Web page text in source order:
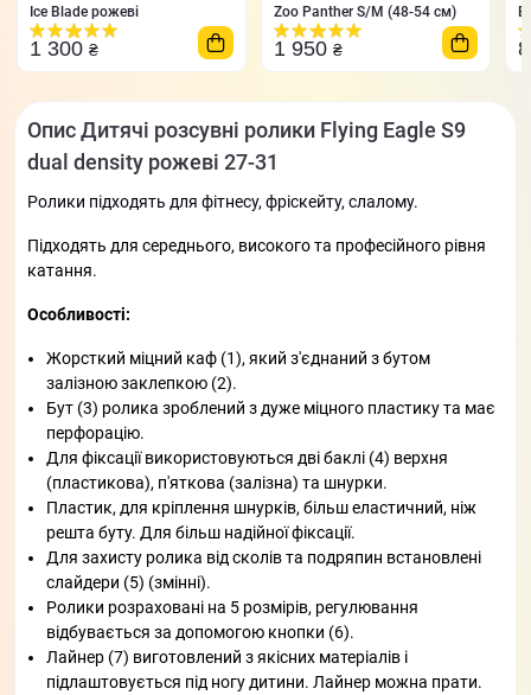
Ice Blade рожеві
1 300 ₴
Zoo Panther S/M (48-54 см)
1 950 ₴
Опис Дитячі розсувні ролики Flying Eagle S9
dual density рожеві 27-31
Ролики підходять для фітнесу, фріскейту, слалому.
Підходять для середнього, високого та професійного рівня
катання.
Особливості:
Жорсткий міцний каф (1), який з'єднаний з бутом
залізною заклепкою (2).
Бут (3) ролика зроблений з дуже міцного пластику та має
перфорацію.
Для фіксації використовуються дві баклі (4) верхня
(пластикова), п'яткова (залізна) та шнурки.
Пластик, для кріплення шнурків, більш еластичний, ніж
решта буту. Для більш надійної фіксації.
Для захисту ролика від сколів та подряпин встановлені
слайдери (5) (змінні).
Ролики розраховані на 5 розмірів, регулювання
відбувається за допомогою кнопки (6).
Лайнер (7) виготовлений з якісних матеріалів і
підлаштовується під ногу дитини. Лайнер можна прати.